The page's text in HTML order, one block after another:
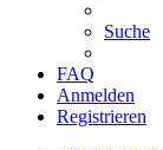
Suche
FAQ
Anmelden
Registrieren